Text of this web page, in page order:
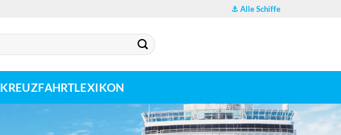
⚓ Alle Schiffe
KREUZFAHRTLEXIKON